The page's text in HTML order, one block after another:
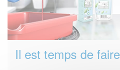
Il est temps de